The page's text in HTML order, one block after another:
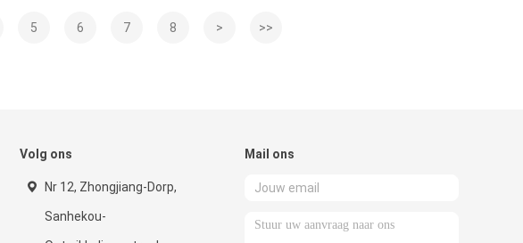
5 6 7 8 > >>
Volg ons
Nr 12, Zhongjiang-Dorp,
Sanhekou-
Mail ons